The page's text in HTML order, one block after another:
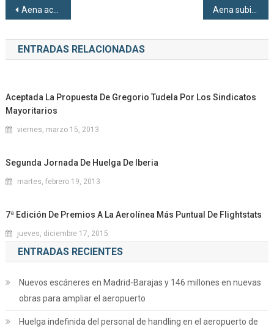
Navegación de entradas
Aena activa su Plan Invierno 2025-2026 Aena subirá las tasas aeroportuarias un 6,44% a partir de 2026
ENTRADAS RELACIONADAS
Aceptada La Propuesta De Gregorio Tudela Por Los Sindicatos
Mayoritarios
viernes, marzo 15, 2013
Segunda Jornada De Huelga De Iberia
martes, febrero 19, 2013
7ª Edición De Premios A La Aerolínea Más Puntual De Flightstats
jueves, diciembre 17, 2015
ENTRADAS RECIENTES
Nuevos escáneres en Madrid-Barajas y 146 millones en nuevas
obras para ampliar el aeropuerto
Huelga indefinida del personal de handling en el aeropuerto de